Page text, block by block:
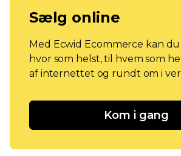
Sælg online
Med Ecwid Ecommerce kan
hvor som helst, til hvem som
af internettet og rundt om i
Kom i gang